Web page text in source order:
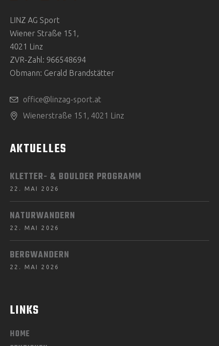
LINZ AG Sport
Wiener Straße 151,
4021 Linz
ZVR-Zahl: 966548694
Obmann: Gerald Brandstätter
office@linzag-sport.at
Wienerstraße 151, 4021 Linz
AKTUELLES
KLETTER- & BOULDER PROGRAMM
22. MAI 2026
NATURWANDERN
22. MAI 2026
BERGWANDERN
22. MAI 2026
LINKS
HOME